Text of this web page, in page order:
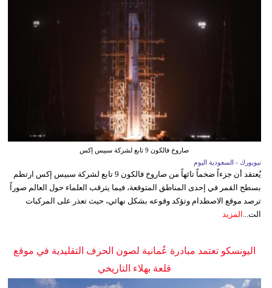
صاروخ فالكون 9 تابع لشركة سبيس إكس
نيويورك - السعودية اليوم
يُعتقد أن جزءاً ضخماً تائهاً من صاروخ فالكون 9 تابع لشركة سبيس إكس ارتطم
بسطح القمر في إحدى المناطق المتوقعة، فيما يترقب العلماء حول العالم صوراً
ترصد موقع الاصطدام وتؤكد وقوعه بشكل نهائي، حيث تعذر على المركبات
الت...
المزيد
اليونسكو تعتمد مبادرة عُمانية لصون الحرف التقليدية في موقع
قلعة بهلاء التاريخي